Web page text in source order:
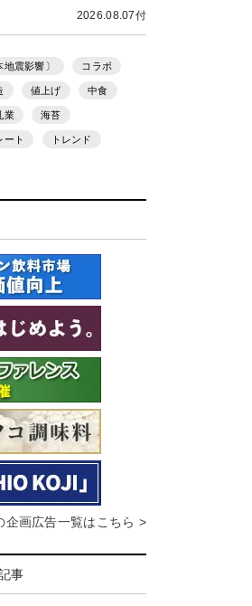
2026.08.07付
地震影響〕 コラボ
値上げ 中食
業 海苔
ート トレンド
企画広告一覧はこちら >
事